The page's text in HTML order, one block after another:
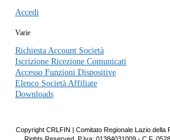
Accedi
Varie
Richiesta Account Società
Iscrizione Ricezione Comunicati
Accesso Funzioni Dispositive
Elenco Società Affiliate
Downloads
Copyright CRLFIN | Comitato Regionale Lazio della